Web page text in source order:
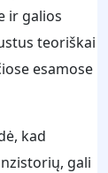
ir galios
teoriškai
esamose
kad
gali